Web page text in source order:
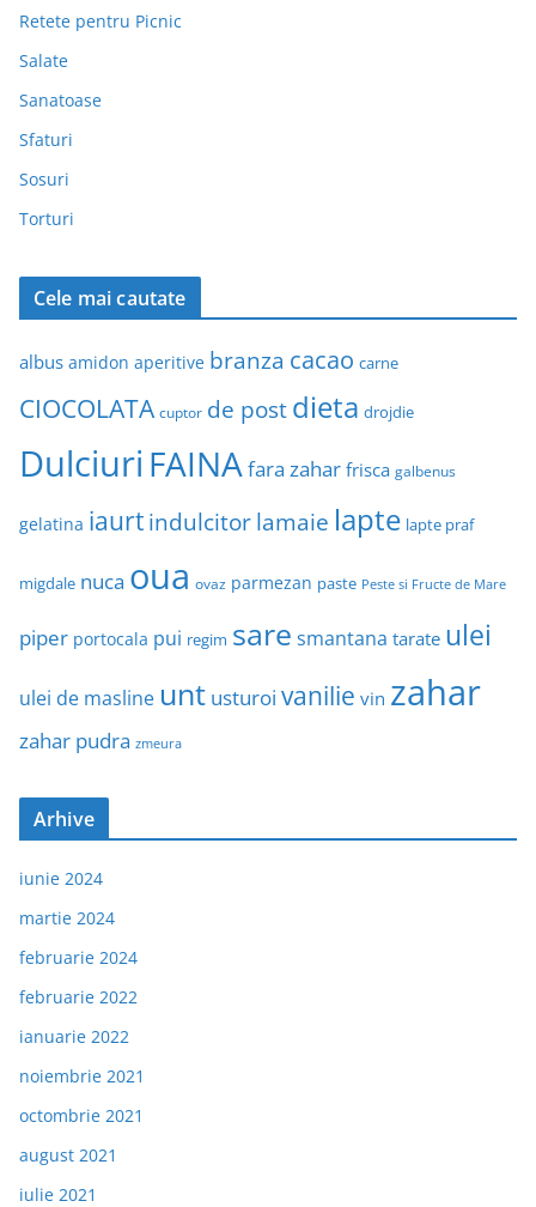
Retete pentru Picnic
Salate
Sanatoase
Sfaturi
Sosuri
Torturi
Cele mai cautate
albus amidon aperitive branza cacao carne
CIOCOLATA cuptor de postdieta drojdie
Dulciuri FAINAfara zahar frisca galbenus
gelatina iaurtindulcitorlamaie lapte lapte praf
migdale nuca oua ovaz parmezan paste Peste si Fructe de Mare
piper portocala pui regim sare smantana tarate ulei
ulei de masline unt usturoi vanilie vin zahar
zahar pudra zmeura
Arhive
iunie 2024
martie 2024
februarie 2024
februarie 2022
ianuarie 2022
noiembrie 2021
octombrie 2021
august 2021
iulie 2021